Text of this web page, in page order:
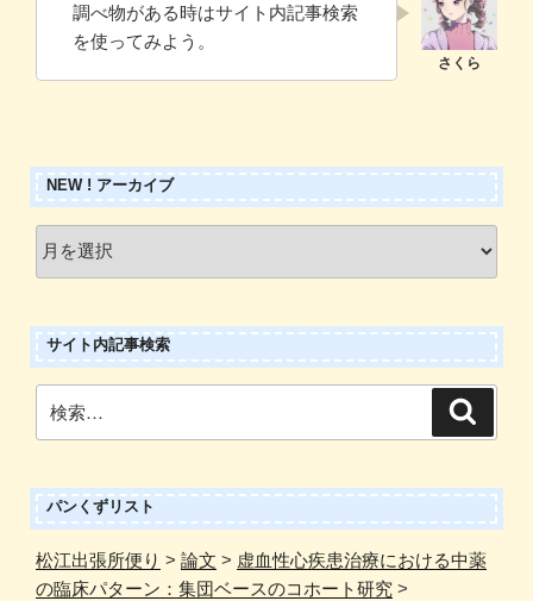
調べ物がある時はサイト内記事検索
を使ってみよう。
NEW ! アーカイブ
ー
カ
イ
ブ
サイト内記事検索
索:
パンくずリスト
松江出張所便り > 論文 > 虚血性心疾患治療における中薬
の臨床パターン：集団ベースのコホート研究 >